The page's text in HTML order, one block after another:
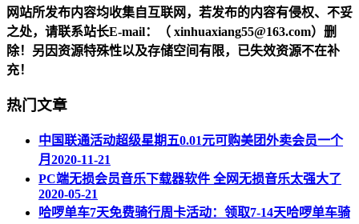
网站所发布内容均收集自互联网，若发布的内容有侵权、不妥
之处，请联系站长E-mail：（ xinhuaxiang55@163.com）删
除！另因资源特殊性以及存储空间有限，已失效资源不在补
充！
热门文章
中国联通活动超级星期五0.01元可购美团外卖会员一个
月 2020-11-21
PC端无损会员音乐下载器软件 全网无损音乐太强大了
2020-05-21
哈啰单车7天免费骑行周卡活动：领取7-14天哈啰单车骑